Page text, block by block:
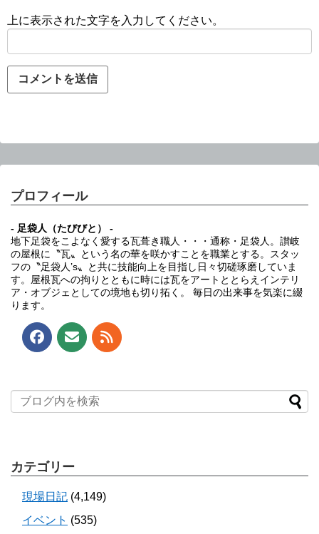
上に表示された文字を入力してください。
プロフィール
- 足袋人（たびびと） -
地下足袋をこよなく愛する瓦葺き職人・・・通称・足袋人。讃岐
の屋根に〝瓦〟という名の華を咲かすことを職業とする。スタッ
フの〝足袋人’s〟と共に技能向上を目指し日々切磋琢磨していま
す。屋根瓦への拘りとともに時には瓦をアートととらえインテリ
ア・オブジェとしての境地も切り拓く。 毎日の出来事を気楽に綴
ります。
カテゴリー
現場日記 (4,149)
イベント (535)